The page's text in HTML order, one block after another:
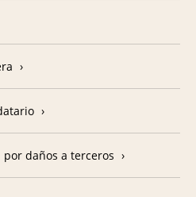
daños a terceros